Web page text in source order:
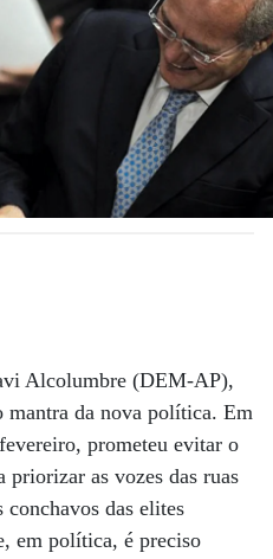
Alcolumbre (DEM-AP),
mantra da nova política. Em
prometeu evitar o
priorizar as vozes das ruas
das elites
em política, é preciso